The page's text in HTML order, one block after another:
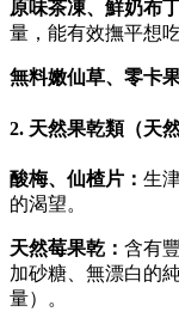
原味茶凍、鮮奶布丁
量，能有效撫平想
無料嫩仙草、零卡
2. 天然果乾類（天
酸梅、仙楂片： 生
的渴望。
天然莓果乾： 含有
加砂糖、無漂白的
量）。